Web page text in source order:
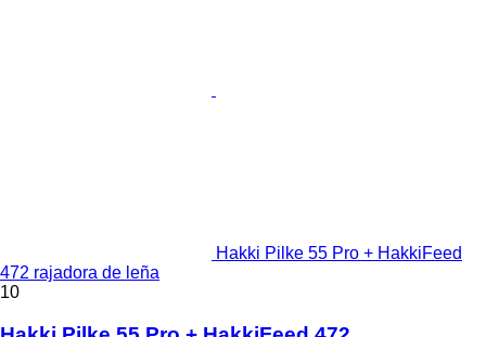
Hakki Pilke 55 Pro + HakkiFeed
472 rajadora de leña
10